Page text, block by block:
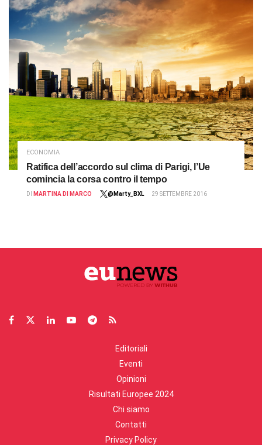
ECONOMIA
Ratifica dell’accordo sul clima di Parigi, l’Ue
comincia la corsa contro il tempo
DI MARTINA DI MARCO @Marty_BXL 29 SETTEMBRE 2016
Editoriali
Eventi
Opinioni
Risultati Europee 2024
Chi siamo
Contatti
Privacy Policy